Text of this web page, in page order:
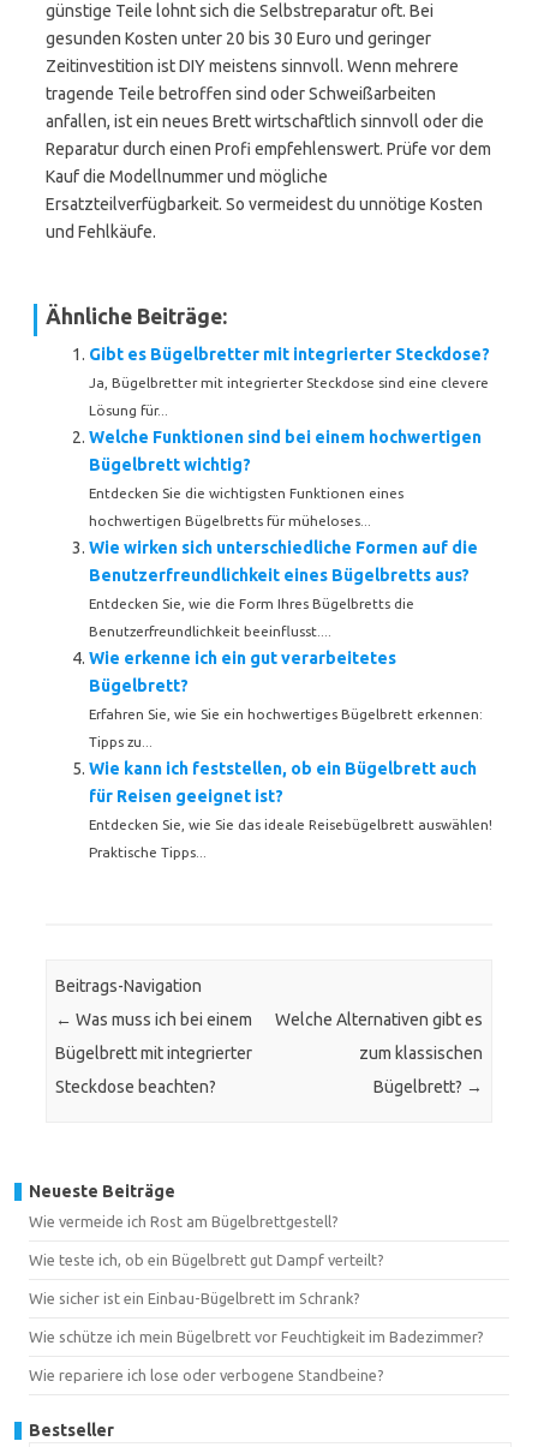
günstige Teile lohnt sich die Selbstreparatur oft. Bei
gesunden Kosten unter 20 bis 30 Euro und geringer
Zeitinvestition ist DIY meistens sinnvoll. Wenn mehrere
tragende Teile betroffen sind oder Schweißarbeiten
anfallen, ist ein neues Brett wirtschaftlich sinnvoll oder die
Reparatur durch einen Profi empfehlenswert. Prüfe vor dem
Kauf die Modellnummer und mögliche
Ersatzteilverfügbarkeit. So vermeidest du unnötige Kosten
und Fehlkäufe.
Ähnliche Beiträge:
Gibt es Bügelbretter mit integrierter Steckdose?
Ja, Bügelbretter mit integrierter Steckdose sind eine clevere
Lösung für...
Welche Funktionen sind bei einem hochwertigen
Bügelbrett wichtig?
Entdecken Sie die wichtigsten Funktionen eines
hochwertigen Bügelbretts für müheloses...
Wie wirken sich unterschiedliche Formen auf die
Benutzerfreundlichkeit eines Bügelbretts aus?
Entdecken Sie, wie die Form Ihres Bügelbretts die
Benutzerfreundlichkeit beeinflusst....
Wie erkenne ich ein gut verarbeitetes
Bügelbrett?
Erfahren Sie, wie Sie ein hochwertiges Bügelbrett erkennen:
Tipps zu...
Wie kann ich feststellen, ob ein Bügelbrett auch
für Reisen geeignet ist?
Entdecken Sie, wie Sie das ideale Reisebügelbrett auswählen!
Praktische Tipps...
Beitrags-Navigation
← Was muss ich bei einem
Bügelbrett mit integrierter
Steckdose beachten?
Welche Alternativen gibt es
zum klassischen
Bügelbrett? →
Neueste Beiträge
Wie vermeide ich Rost am Bügelbrettgestell?
Wie teste ich, ob ein Bügelbrett gut Dampf verteilt?
Wie sicher ist ein Einbau-Bügelbrett im Schrank?
Wie schütze ich mein Bügelbrett vor Feuchtigkeit im Badezimmer?
Wie repariere ich lose oder verbogene Standbeine?
Bestseller